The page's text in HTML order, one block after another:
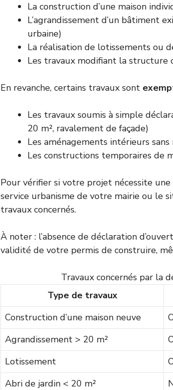
La construction d’une maison
L’agrandissement d’un bâtiment
urbaine)
La réalisation de lotissements ou
Les travaux modifiant la structure
En revanche, certains travaux sont
Les travaux soumis à simple
20 m², ravalement de façade)
Les aménagements intérieurs
Les constructions temporaires de
Pour vérifier si votre projet nécessite
service urbanisme de votre mairie ou le
travaux concernés.
À noter : l’absence de déclaration
validité de votre permis de construire,
Travaux concernés par la
Type de travaux
Construction d’une maison neuve
Agrandissement > 20 m²
Lotissement
Abri de jardin < 20 m²